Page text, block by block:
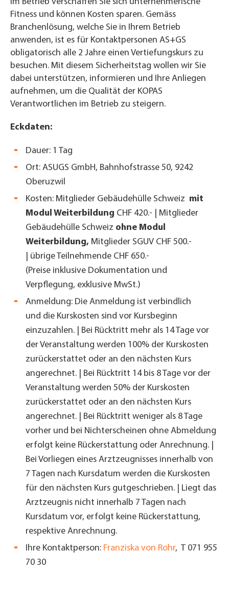
Fitness und können Kosten sparen. Gemäss
Branchenlösung, welche Sie in Ihrem Betrieb
anwenden, ist es für Kontaktpersonen AS+GS
obligatorisch alle 2 Jahre einen Vertiefungskurs zu
besuchen. Mit diesem Sicherheitstag wollen wir Sie
dabei unterstützen, informieren und Ihre Anliegen
aufnehmen, um die Qualität der KOPAS
Verantwortlichen im Betrieb zu steigern.
Eckdaten:
Dauer: 1 Tag
Ort: ASUGS GmbH, Bahnhofstrasse 50, 9242
Oberuzwil
Kosten: Mitglieder Gebäudehülle Schweiz mit
Modul Weiterbildung CHF 420.- | Mitglieder
Gebäudehülle Schweiz ohne Modul
Weiterbildung, Mitglieder SGUV CHF 500.-
| übrige Teilnehmende CHF 650.-
(Preise inklusive Dokumentation und
Verpflegung, exklusive MwSt.)
Anmeldung: Die Anmeldung ist verbindlich
und die Kurskosten sind vor Kursbeginn
einzuzahlen. | Bei Rücktritt mehr als 14 Tage vor
der Veranstaltung werden 100% der Kurskosten
zurückerstattet oder an den nächsten Kurs
angerechnet. | Bei Rücktritt 14 bis 8 Tage vor der
Veranstaltung werden 50% der Kurskosten
zurückerstattet oder an den nächsten Kurs
angerechnet. | Bei Rücktritt weniger als 8 Tage
vorher und bei Nichterscheinen ohne Abmeldung
erfolgt keine Rückerstattung oder Anrechnung. |
Bei Vorliegen eines Arztzeugnisses innerhalb von
7 Tagen nach Kursdatum werden die Kurskosten
für den nächsten Kurs gutgeschrieben. | Liegt das
Arztzeugnis nicht innerhalb 7 Tagen nach
Kursdatum vor, erfolgt keine Rückerstattung,
respektive Anrechnung.
Ihre Kontaktperson: Franziska von Rohr, T 071 955
70 30